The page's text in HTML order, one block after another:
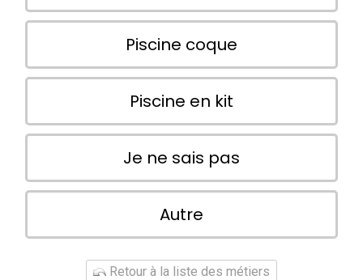
Piscine coque
Piscine en kit
Je ne sais pas
Autre
Retour à la liste des métiers